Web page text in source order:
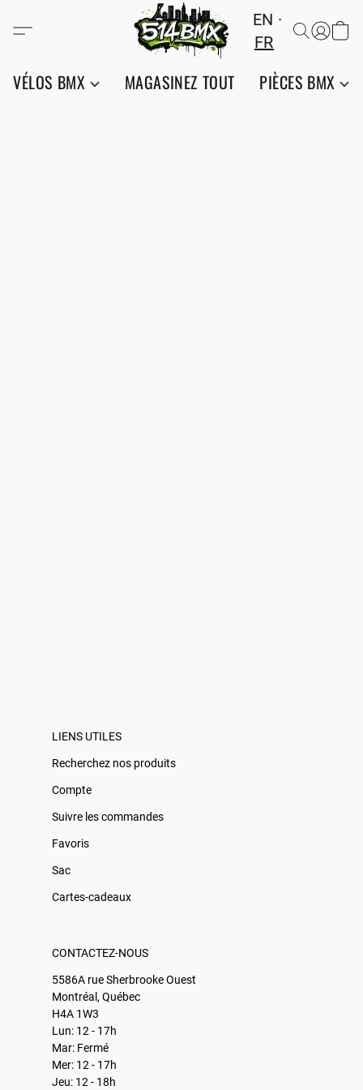
EN
FR
VÉLOS BMX MAGASINEZ TOUT PIÈCES BMX
LIENS UTILES
Recherchez nos produits
Compte
Suivre les commandes
Favoris
Sac
Cartes-cadeaux
CONTACTEZ-NOUS
5586A rue Sherbrooke Ouest
Montréal, Québec
H4A 1W3
Lun: 12 - 17h
Mar: Fermé
Mer: 12 - 17h
Jeu: 12 - 18h